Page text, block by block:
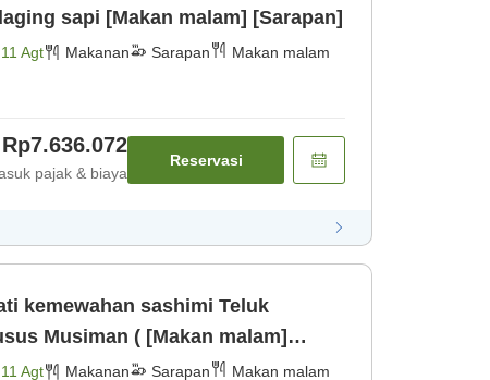
Termasuk steak fillet daging sapi [Makan malam] [Sarapan]
11 Agt Makanan Sarapan Makan malam
Rp7.636.072
pajak & biaya
Reservasi
kemewahan sashimi Teluk
Musiman ( [Makan malam]
11 Agt Makanan Sarapan Makan malam